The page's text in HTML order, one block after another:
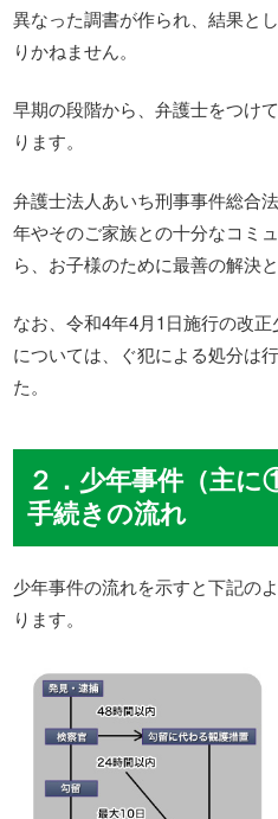
異なった調書が作られ、結果と
りかねません。
早期の段階から、弁護士をつけ
ります。
弁護士法人あいち刑事事件総合
年やそのご家族との十分なコミ
ら、お子様のために最善の解決
なお、令和4年4月1日施行の改
については、ぐ犯による処分は
た。
２．少年事件（主
手続きの流れ
少年事件の流れを示すと下記の
ります。